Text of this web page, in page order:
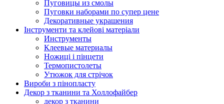
Пуговицы из смолы
Пуговки наборами по супер цене
Декоративные украшения
Інструменти та клейові матеріали
Инструменты
Клеевые материалы
Ножиці і пінцети
Термопистолеты
Утюжок для стрічок
Вироби з пінопласту
Декор з тканини та Холлофайбер
декор з тканини